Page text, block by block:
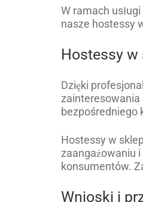
W ramach
nasze hostessy
Hostessy
Dzięki
zainteresowania
bezpośredniego
Hostessy w
zaangażowaniu
konsumentów.
Wnioski i